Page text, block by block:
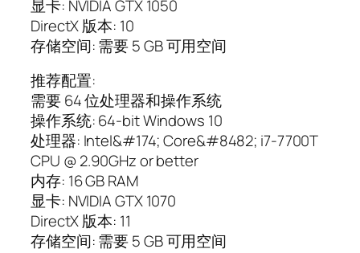
显卡: NVIDIA GTX 1050
DirectX 版本: 10
存储空间: 需要 5 GB 可用空间
推荐配置:
需要 64 位处理器和操作系统
操作系统: 64-bit Windows 10
处理器: Intel&#174; Core&#8482; i7-7700T
CPU @ 2.90GHz or better
内存: 16 GB RAM
显卡: NVIDIA GTX 1070
DirectX 版本: 11
存储空间: 需要 5 GB 可用空间